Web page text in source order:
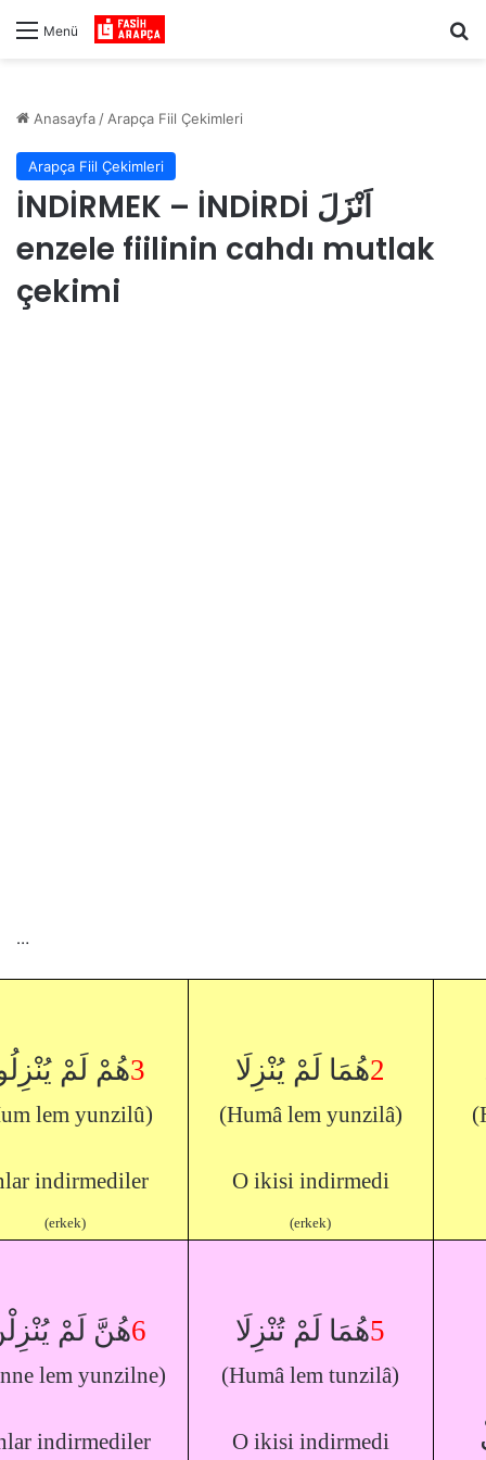
Menü
Anasayfa / Arapça Fiil Çekimleri
Arapça Fiil Çekimleri
İNDİRMEK – İNDİRDİ اَنْزَلَ
enzele fiilinin cahdı mutlak
çekimi
…
هُمْ لَمْ3
lem yunzilû)
indirmediler
(erkek)
هُمَا لَمْ يُنْزِلَا2
(Humâ lem yunzilâ)
O ikisi indirmedi
(erkek)
هُنَّ لَمْ6
lem yunzilne)
indirmediler
هُمَا لَمْ تُنْزِلَا5
(Humâ lem tunzilâ)
O ikisi indirmedi